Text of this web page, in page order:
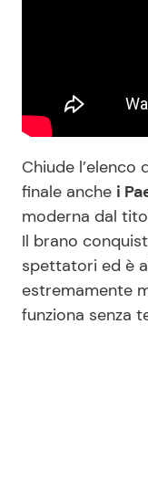
Chiude l’elenco
finale anche i
moderna dal
Il brano
spettatori ed è
estremamente
funziona senza